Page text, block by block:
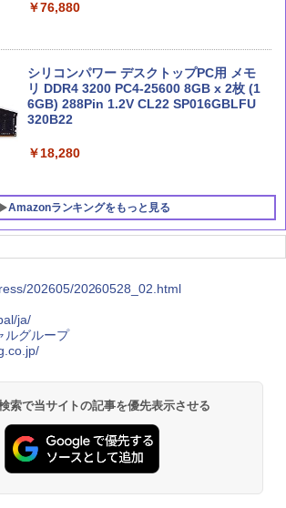
G 国内正規代理店品
￥76,880
シリコンパワー デスクトップPC用 メモ
リ DDR4 3200 PC4-25600 8GB x 2枚 (1
6GB) 288Pin 1.2V CL22 SP016GBLFU
320B22
￥18,280
Amazonランキングをもっと見る
202605/20260528_02.html
ja/
ルグループ
索で当サイトの記事を優先表示させる